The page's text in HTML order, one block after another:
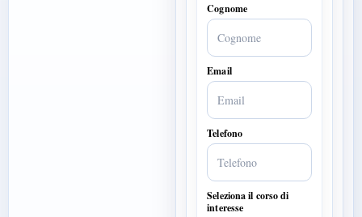
Cognome
Email
Telefono
Seleziona il corso di
interesse